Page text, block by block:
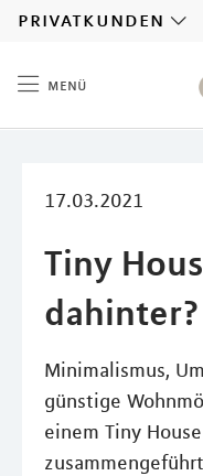
privatkunden
menü
17.03.2021
Tiny
dahinter?
Minimalismus,
günstige
einem Tiny